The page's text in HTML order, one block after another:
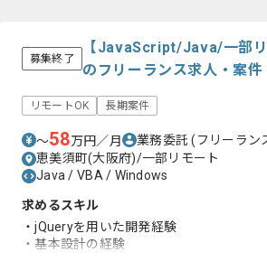
募集終了
【JavaScript/Java/一部リ
のフリーランス求人・案件
リモートOK 長期案件
〜58万円／月 業務委託(フリーラン
恵美須町(大阪府)/一部リモート
Java / VBA / Windows
求めるスキル
・jQueryを用いた開発経験
・基本設計の経験